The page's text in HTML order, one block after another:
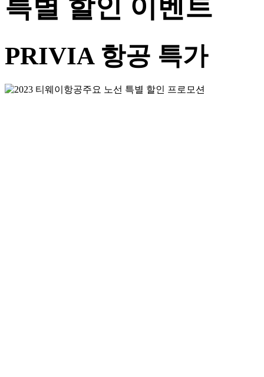
특별 할인 이벤트
PRIVIA 항공 특가